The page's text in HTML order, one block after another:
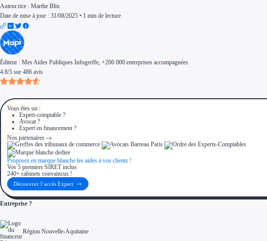
Auteur.rice : Marthe Blin
Date de mise à jour : 31/08/2025 • 1 min de lecture
Éditeur : Mes Aides Publiques Infogreffe, +206 000 entreprises accompagnées
4.8/5 sur 486 avis
Vous êtes un :
Expert-comptable ?
Avocat ?
Expert en financement ?
Nos partenaires
Proposez en marque blanche les aides à vos clients !
Vos 5 premiers SIRET inclus
240+ cabinets convaincus !
Découvrez l’accès Expert
Entreprise ?
Région Nouvelle-Aquitaine